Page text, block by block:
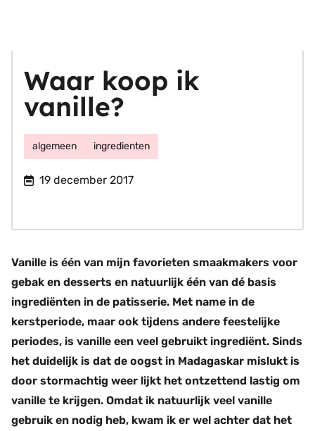
Waar koop ik
vanille?
algemeen ingredienten
19 december 2017
Vanille is één van mijn favorieten smaakmakers voor
gebak en desserts en natuurlijk één van dé basis
ingrediënten in de patisserie. Met name in de
kerstperiode, maar ook tijdens andere feestelijke
periodes, is vanille een veel gebruikt ingrediënt. Sinds
het duidelijk is dat de oogst in Madagaskar mislukt is
door stormachtig weer lijkt het ontzettend lastig om
vanille te krijgen. Omdat ik natuurlijk veel vanille
gebruik en nodig heb, kwam ik er wel achter dat het